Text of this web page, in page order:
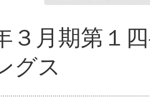
３月期第１
グス